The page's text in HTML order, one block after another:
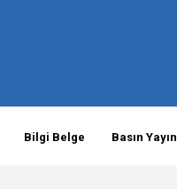
Bilgi Belge Basın Yayın